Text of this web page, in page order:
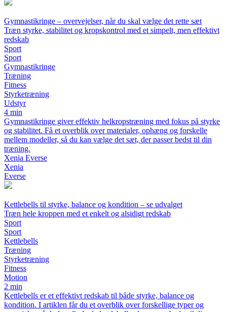
Gymnastikringe – overvejelser, når du skal vælge det rette sæt
Træn styrke, stabilitet og kropskontrol med et simpelt, men effektivt
redskab
Sport
Sport
Gymnastikringe
Træning
Fitness
Styrketræning
Udstyr
4 min
Gymnastikringe giver effektiv helkropstræning med fokus på styrke
og stabilitet. Få et overblik over materialer, ophæng og forskelle
mellem modeller, så du kan vælge det sæt, der passer bedst til din
træning.
Xenia Everse
Xenia
Everse
Kettlebells til styrke, balance og kondition – se udvalget
Træn hele kroppen med et enkelt og alsidigt redskab
Sport
Sport
Kettlebells
Træning
Styrketræning
Fitness
Motion
2 min
Kettlebells er et effektivt redskab til både styrke, balance og
kondition. I artiklen får du et overblik over forskellige typer og